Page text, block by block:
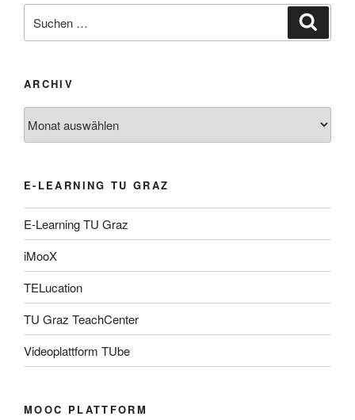
nach:
ARCHIV
E-LEARNING TU GRAZ
E-Learning TU Graz
iMooX
TELucation
TU Graz TeachCenter
Videoplattform TUbe
MOOC PLATTFORM